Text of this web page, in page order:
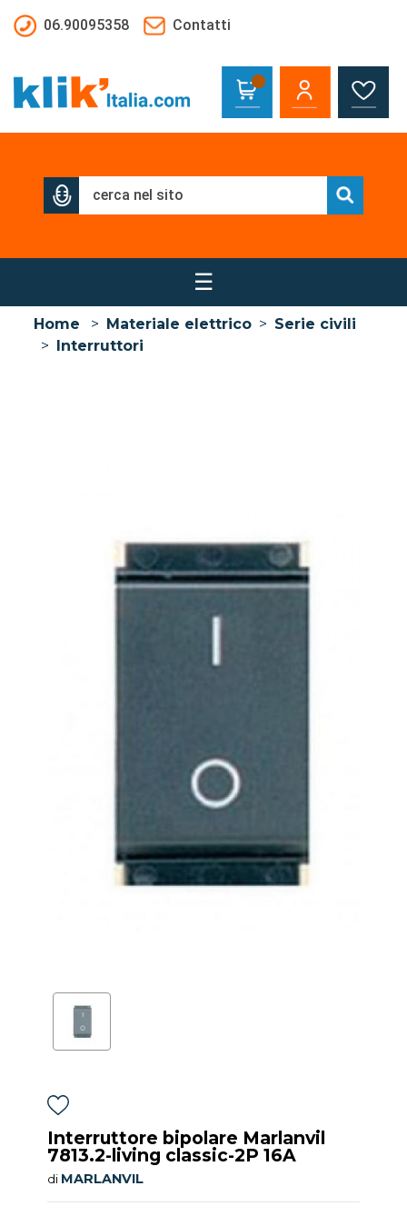
06.90095358
Contatti
☰
Home > Materiale elettrico > Serie civili
> Interruttori
Interruttore bipolare Marlanvil
7813.2-living classic-2P 16A
di MARLANVIL